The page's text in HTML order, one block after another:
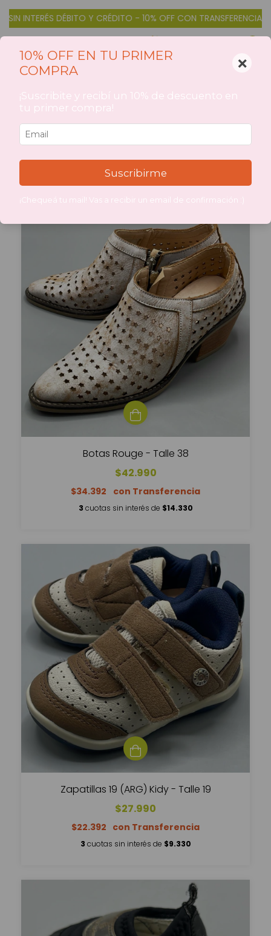
- 10% OFF CON TRANSFERENCIA 3 CUOTAS SIN INTERÉS
CALZADO
CALZADO
Botas Rouge - Talle 38
$42.990
$34.392
3 cuotas sin interés de $14.330
Zapatillas 19 (ARG) Kidy - Talle 19
$27.990
$22.392
3 cuotas sin interés de $9.330
10% OFF EN TU PRIMER
COMPRA
×
¡Suscribite y recibí un 10% de descuento en
tu primer compra!
Suscribirme
¡Chequeá tu mail! Vas a recibir un email de confirmación :)